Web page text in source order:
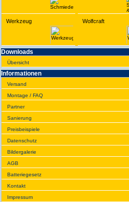
Werkzeug Wolfcraft
Downloads
Übersicht
Infor­ma­tionen
Versand
Montage / FAQ
Partner
Sanie­rung
Preis­beispiele
Daten­schutz
Bilder­galerie
AGB
Batte­rie­gesetz
Kontakt
Impres­sum